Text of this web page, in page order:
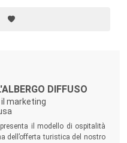
gestendo, un’opportunità di
con competenza le sfide del
DIFFUSO
il marketing
il modello di ospitalità
dell’offerta turistica del nostro